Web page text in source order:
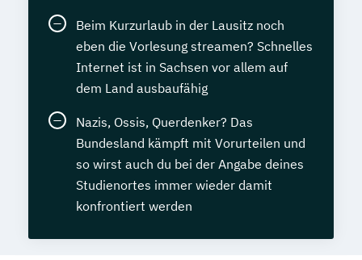
Beim Kurzurlaub in der Lausitz noch
eben die Vorlesung streamen? Schnelles
Internet ist in Sachsen vor allem auf
dem Land ausbaufähig
Nazis, Ossis, Querdenker? Das
Bundesland kämpft mit Vorurteilen und
so wirst auch du bei der Angabe deines
Studienortes immer wieder damit
konfrontiert werden